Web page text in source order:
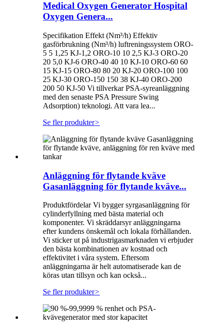
Medical Oxygen Generator Hospital
Oxygen Genera...
Specifikation Effekt (Nm³/h) Effektiv
gasförbrukning (Nm³/h) luftreningssystem ORO-
5 5 1,25 KJ-1,2 ORO-10 10 2,5 KJ-3 ORO-20
20 5,0 KJ-6 ORO-40 40 10 KJ-10 ORO-60 60
15 KJ-15 ORO-80 80 20 KJ-20 ORO-100 100
25 KJ-30 ORO-150 150 38 KJ-40 ORO-200
200 50 KJ-50 Vi tillverkar PSA-syreanläggning
med den senaste PSA Pressure Swing
Adsorption) teknologi. Att vara lea...
Se fler produkter>
Anläggning för flytande kväve
Gasanläggning för flytande kväve...
Produktfördelar Vi bygger syrgasanläggning för
cylinderfyllning med bästa material och
komponenter. Vi skräddarsyr anläggningarna
efter kundens önskemål och lokala förhållanden.
Vi sticker ut på industrigasmarknaden vi erbjuder
den bästa kombinationen av kostnad och
effektivitet i våra system. Eftersom
anläggningarna är helt automatiserade kan de
köras utan tillsyn och kan också...
Se fler produkter>